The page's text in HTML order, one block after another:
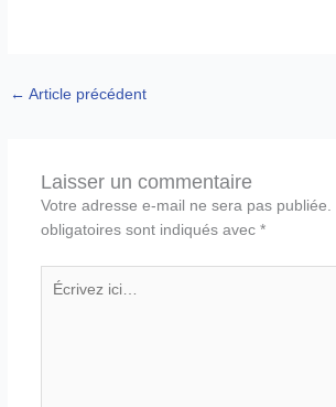
← Article précédent
Laisser un commentaire
Votre adresse e-mail ne sera pas publiée.
obligatoires sont indiqués avec *